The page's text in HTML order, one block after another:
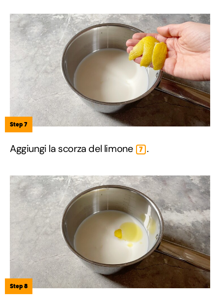
Step 7
Aggiungi la scorza del limone 7 .
Step 8